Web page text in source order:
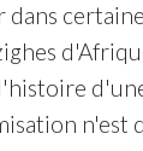
dans
n'est